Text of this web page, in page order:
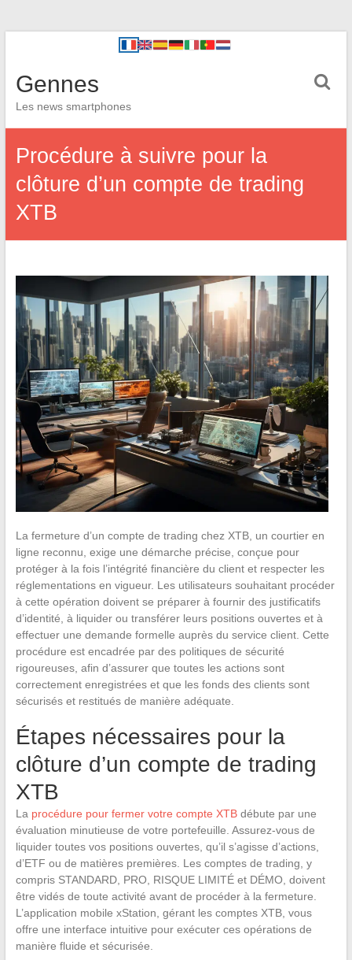
Gennes
Les news smartphones
Procédure à suivre pour la
clôture d’un compte de trading
XTB
La fermeture d’un compte de trading chez XTB, un courtier en
ligne reconnu, exige une démarche précise, conçue pour
protéger à la fois l’intégrité financière du client et respecter les
réglementations en vigueur. Les utilisateurs souhaitant procéder
à cette opération doivent se préparer à fournir des justificatifs
d’identité, à liquider ou transférer leurs positions ouvertes et à
effectuer une demande formelle auprès du service client. Cette
procédure est encadrée par des politiques de sécurité
rigoureuses, afin d’assurer que toutes les actions sont
correctement enregistrées et que les fonds des clients sont
sécurisés et restitués de manière adéquate.
Étapes nécessaires pour la
clôture d’un compte de trading
XTB
La procédure pour fermer votre compte XTBdébute par une
évaluation minutieuse de votre portefeuille. Assurez-vous de
liquider toutes vos positions ouvertes, qu’il s’agisse d’actions,
d’ETF ou de matières premières. Les comptes de trading, y
compris STANDARD, PRO, RISQUE LIMITÉ et DÉMO, doivent
être vidés de toute activité avant de procéder à la fermeture.
L’application mobile xStation, gérant les comptes XTB, vous
offre une interface intuitive pour exécuter ces opérations de
manière fluide et sécurisée.